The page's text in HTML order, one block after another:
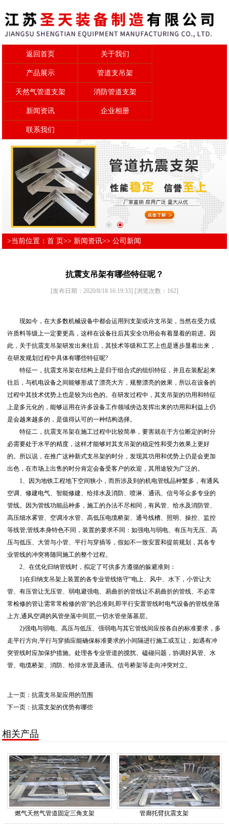
返回首页 关于我们
产品展示 管道支吊架
天然气管道支架 消防管道支架
新闻资讯 企业相册
联系我们
>当前位置：首 页>> 新闻资讯>>公司新闻
抗震支吊架有哪些特征呢？
[发布日期：2020/8/18 16:19:33] [浏览次数： 162]
现如今，在大多数机械设备中都会运用到支架或许支吊架，当然在受力或
许质料等级上一定要更高，这样在设备往后其安全功用会有着显着的前进。因
此，关于抗震支吊架研发出来往后，其技术等级和工艺上也是逐步显着出来，
在研发规划过程中具体有哪些特征呢?
特征一，抗震支吊架在结构上是归于组合式的组织特征，并且在装配起来
往后，与机电设备之间能够形成了漂亮大方，规整漂亮的效果，所以在设备的
过程中其技术优势上也是较为出色的。在研发过程中，其支吊架的功用和特征
上是多元化的，能够运用在许多设备工作领域傍边发挥出来的功用和利益上仍
是会越来越多的，是值得认可的一种结构选择。
特征二，抗震支吊架在施工过程中比较简单，要害就在于方位断定的时分
必需要处于水平的精度，这样才能够对其支吊架的稳定性和受力效果上更好
的。所以说，在推广这种新式支吊架的时分，发现其功用和优势上仍是会更加
出色，在市场上出售的时分肯定会备受客户的欢迎，其用途较为广泛的。
1、因为地铁工程地下空间狭小，而所涉及到的机电管线品种繁多，有通风
空调、修建电气、智能修建、给排水及消防、喷淋、通讯、信号等众多专业的
管线。因为管线功能品种多，施工的办法不尽相同，有风管、给水及消防管、
高压细水雾管、空调冷水管、高低压电缆桥架、通号线槽、照明、操控、监控
等线管;管线本身特色不同，装置的要求不同：如强电与弱电、有压与无压、高
压与低压、大管与小管、平行与穿插等，假如不一致安置和提前规划，其各专
业管线的冲突将随同施工的整个过程。
2、在优化归纳管线时，拟定了可供多方遵循的躲避准则：
1)在归纳支吊架上装置的各专业管线恪守“电上、风中、水下，小管让大
管、有压管让无压管、弱电避强电、易曲折的管线让不易曲折的管线、不必常
常检修的管让需常常检修的管”的总准则,即平行安置管线时电气设备的管线坐落
上方,通风空调的风管坐落中间层,一切水管坐落基层。
2)强电与弱电、高压与低压、强弱电与其它管线间应按各自的标准要求，多
走平行方向;平行与穿插应能确保标准要求的小间隔进行施工或互让，如遇有冲
突管线时应加保护措施。处理各专业管道的搅扰、磕碰问题，协调好风管、水
管、电缆桥架、消防、给排水管及通讯、信号桥架等走向冲突对立。
上一页：抗震支吊架应用的范围
下一页：抗震支架的优势有哪些
相关产品
燃气天然气管道固定三角支架 管廊托臂抗震支架